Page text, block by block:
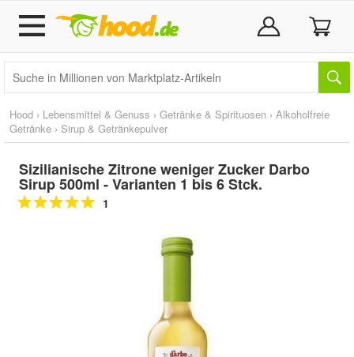
Hood › Lebensmittel & Genuss › Getränke & Spirituosen › Alkoholfreie
Getränke › Sirup & Getränkepulver
Sizilianische Zitrone weniger Zucker Darbo
Sirup 500ml - Varianten 1 bis 6 Stck.
1